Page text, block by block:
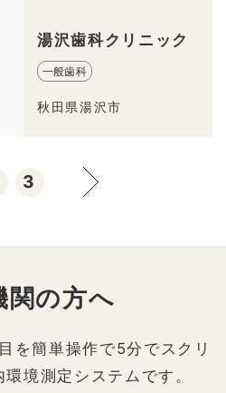
湯沢歯科クリニック
一般歯科
秋田県湯沢市
3
関の方へ
を簡単操作で5分でスクリ
境測定システムです。